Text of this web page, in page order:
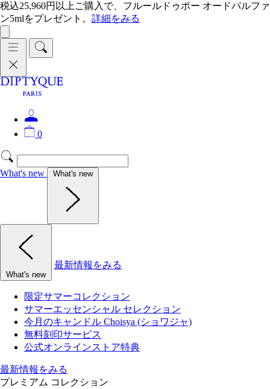
税込25,960円以上ご購入で、フルールドゥポー オードパルファ
ン5mlをプレゼント。 詳細をみる
0
What's new What's new
What's new
最新情報をみる
限定サマーコレクション
サマーエッセンシャル セレクション
今月のキャンドル Choisya (ショワジャ)
無料刻印サービス
公式オンラインストア特典
最新情報をみる
プレミアム コレクション